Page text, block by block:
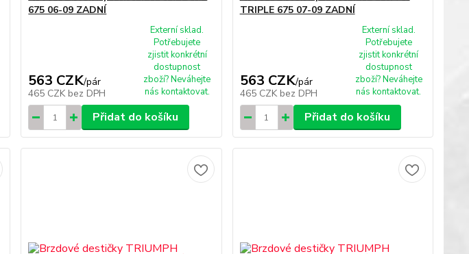
675 06-09 ZADNÍ
563 CZK/pár
465 CZK bez DPH
Externí sklad.
Potřebujete
zjistit konkrétní
dostupnost
zboží? Neváhejte
nás kontaktovat.
Přidat do košíku
TRIPLE 675 07-09 ZADNÍ
563 CZK/pár
465 CZK bez DPH
Externí sklad.
Potřebujete
zjistit konkrétní
dostupnost
zboží? Neváhejte
nás kontaktovat.
Přidat do košíku